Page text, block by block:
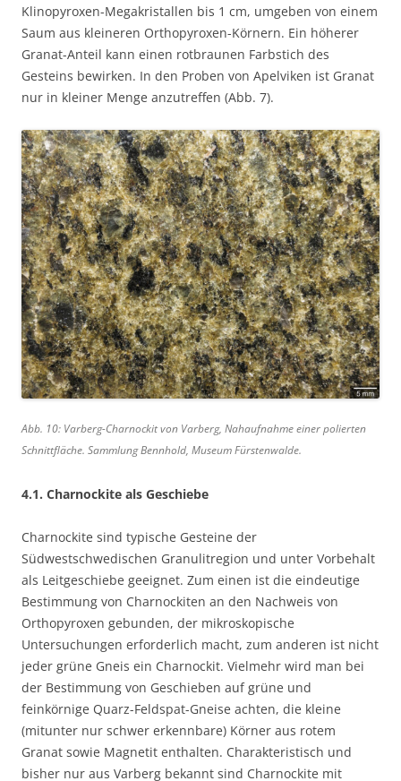
Klinopyroxen-Megakristallen bis 1 cm, umgeben von einem
Saum aus kleineren Orthopyroxen-Körnern. Ein höherer
Granat-Anteil kann einen rotbraunen Farbstich des
Gesteins bewirken. In den Proben von Apelviken ist Granat
nur in kleiner Menge anzutreffen (Abb. 7).
Abb. 10: Varberg-Charnockit von Varberg, Nahaufnahme einer polierten
Schnittfläche. Sammlung Bennhold, Museum Fürstenwalde.
4.1. Charnockite als Geschiebe
Charnockite sind typische Gesteine der
Südwestschwedischen Granulitregion und unter Vorbehalt
als Leitgeschiebe geeignet. Zum einen ist die eindeutige
Bestimmung von Charnockiten an den Nachweis von
Orthopyroxen gebunden, der mikroskopische
Untersuchungen erforderlich macht, zum anderen ist nicht
jeder grüne Gneis ein Charnockit. Vielmehr wird man bei
der Bestimmung von Geschieben auf grüne und
feinkörnige Quarz-Feldspat-Gneise achten, die kleine
(mitunter nur schwer erkennbare) Körner aus rotem
Granat sowie Magnetit enthalten. Charakteristisch und
bisher nur aus Varberg bekannt sind Charnockite mit